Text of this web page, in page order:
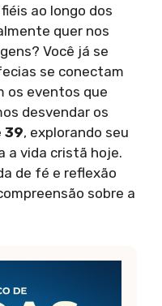
ao longo dos
quer nos
Você já se
se conectam
os eventos que
desvendar os
39, explorando seu
a vida cristã hoje.
de fé e reflexão
sobre a